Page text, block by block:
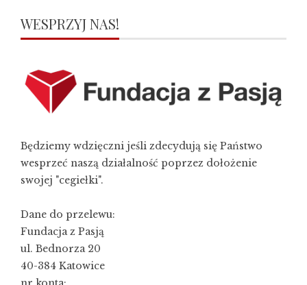
WESPRZYJ NAS!
Będziemy wdzięczni jeśli zdecydują się Państwo
wesprzeć naszą działalność poprzez dołożenie
swojej "cegiełki".
Dane do przelewu:
Fundacja z Pasją
ul. Bednorza 20
40-384 Katowice